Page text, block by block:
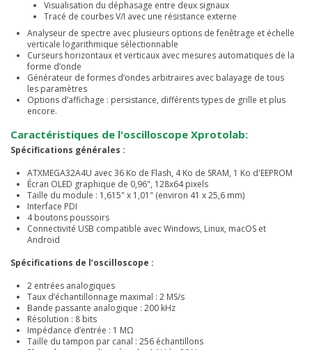
Visualisation du déphasage entre deux signaux
Tracé de courbes V/I avec une résistance externe
Analyseur de spectre avec plusieurs options de fenêtrage et échelle
verticale logarithmique sélectionnable
Curseurs horizontaux et verticaux avec mesures automatiques de la
forme d’onde
Générateur de formes d’ondes arbitraires avec balayage de tous
les paramètres
Options d’affichage : persistance, différents types de grille et plus
encore.
Caractéristiques de l'oscilloscope Xprotolab:
Spécifications générales :
ATXMEGA32A4U avec 36 Ko de Flash, 4 Ko de SRAM, 1 Ko d'EEPROM
Écran OLED graphique de 0,96", 128x64 pixels
Taille du module : 1,615" x 1,01" (environ 41 x 25,6 mm)
Interface PDI
4 boutons poussoirs
Connectivité USB compatible avec Windows, Linux, macOS et
Android
Spécifications de l’oscilloscope :
2 entrées analogiques
Taux d’échantillonnage maximal : 2 MS/s
Bande passante analogique : 200 kHz
Résolution : 8 bits
Impédance d’entrée : 1 MΩ
Taille du tampon par canal : 256 échantillons